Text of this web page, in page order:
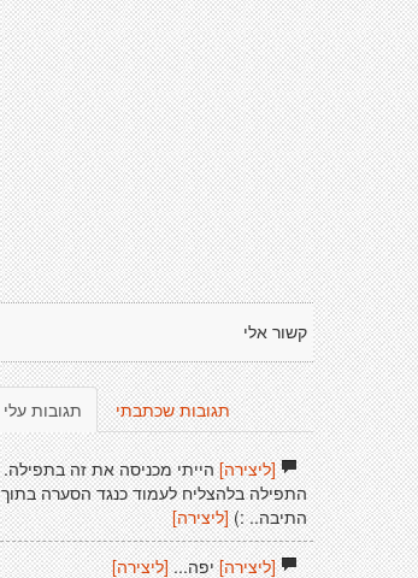
קשור אלי
תגובות עלי תגובות שכתבתי
[ליצירה]הייתי מכניסה את זה בתפילה.
התפילה בלהצליח לעמוד כנגד הסערה בתוך
התיבה.. :) [ליצירה]
[ליצירה]יפה... [ליצירה]